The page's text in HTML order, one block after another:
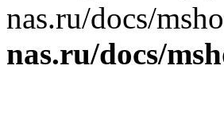
nas.ru/docs/
nas.ru/docs/